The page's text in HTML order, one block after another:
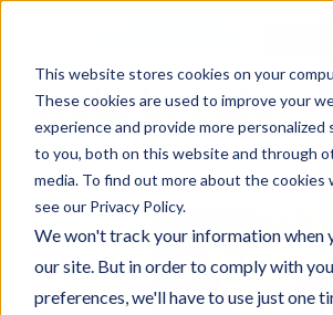
This website stores cookies on your
These cookies are used to improve your
experience and provide more personalized
to you, both on this website and through
media. To find out more about the cookies
see our Privacy Policy.
We won't track your information when
our site. But in order to comply with
preferences, we'll have to use just one